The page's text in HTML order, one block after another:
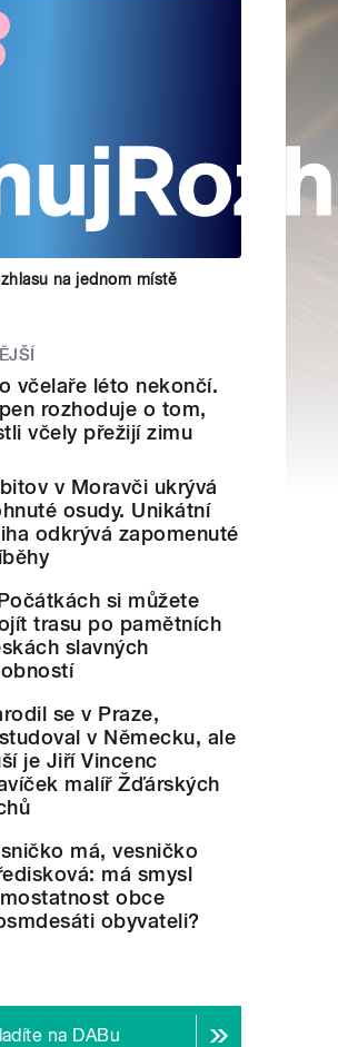
na jednom místě
včelaře léto nekončí.
rozhoduje o tom,
včely přežijí zimu
v Moravči ukrývá
osudy. Unikátní
odkrývá zapomenuté
si můžete
trasu po pamětních
slavných
se v Praze,
v Německu, ale
je Jiří Vincenc
malíř Žďárských
má, vesničko
má smysl
obce
obyvateli?
na DABu